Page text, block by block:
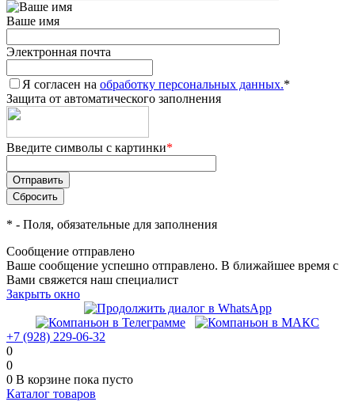
Ваше имя
Электронная почта
Я согласен на обработку персональных данных.*
Защита от автоматического заполнения
Введите символы с картинки*
* - Поля, обязательные для заполнения
Сообщение отправлено
Ваше сообщение успешно отправлено. В ближайшее время с
Вами свяжется наш специалист
Закрыть окно
+7 (928) 229-06-32
0
0
0 В корзине пока пусто
Каталог товаров